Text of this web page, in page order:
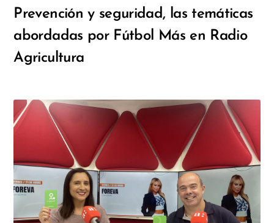
Prevención y seguridad, las temáticas
abordadas por Fútbol Más en Radio
Agricultura